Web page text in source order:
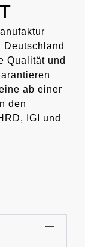
Qualität und
ab einer
den
IGI und